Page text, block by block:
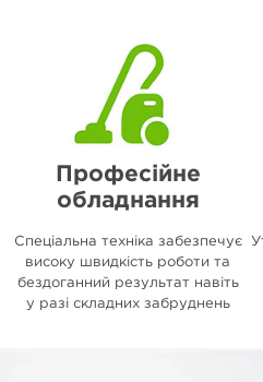
Професійне
обладнання
Спеціальна техніка забезпечує
високу швидкість роботи та
бездоганний результат навіть
у разі складних забруднень